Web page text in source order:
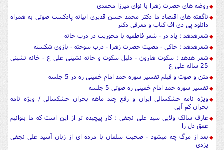
روضه های حضرت زهرا با نوای میرزا محمدی
ناگفته های اقتصاد ما دکتر محمد حسن قدیری ابیانه پادکست صوتی به همراه
دانلود پی دی اف کتاب و معرفی دکتر
شعرهدهد : یاد در - شعر فاطمیه با محوریت در درب خانه
شعرهدهد : خاکی - مصیت حضرت زهرا - درب سوخته - بازوی شکسته
شعر هدهد : سکوت هارون - دلیل سکوت و خانه نشینی علی ع - خانه نشینی
25 ساله علی ع
متن و صوت و فیلم تفسیر سوره حمد امام خمینی ره در 5 جلسه
تفسیر سوره حمد امام خمینی ره صوتی 5 جلسه
ویژه نامه خشکسالی ایران و رفع چند ماهه بحران خشکسالی / ویژه نامه
بحران کم آبی
عارف سالک ولایی سید علی نجفی : کار پیچیده تر از این است که ما بتوانیم
عمق دل را
بعد از مرگ چه میشود - صحبت سلمان با مرده ای از زبان آسید علی نجفی
یزدی